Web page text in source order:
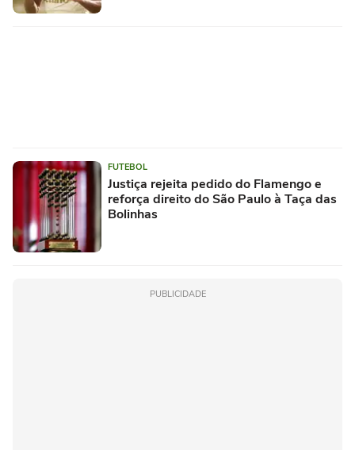
FUTEBOL
Justiça rejeita pedido do Flamengo e
reforça direito do São Paulo à Taça das
Bolinhas
PUBLICIDADE